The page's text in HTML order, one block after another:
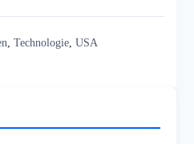
Technologie USA